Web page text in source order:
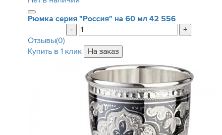
Рюмка серия "Россия" на 60 мл 42 556
-
+
Отзывы(0)
Купить в 1 клик